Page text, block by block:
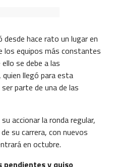
desde hace rato un lugar en
los equipos más constantes
se debe a las
llegó para esta
parte de una de las
accionar la ronda regular,
su carrera, con nuevos
en octubre.
pendientes y quiso